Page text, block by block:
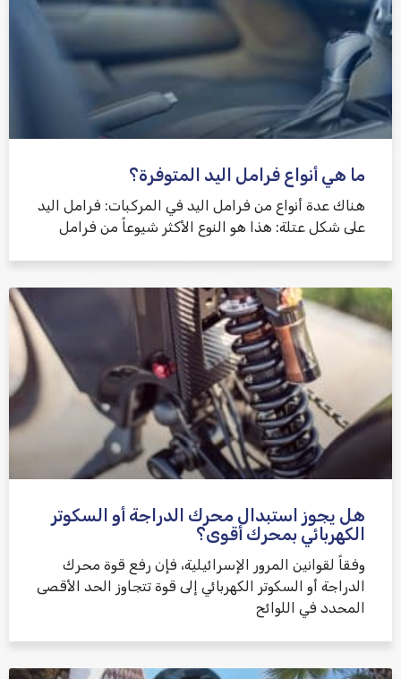
ما هي أنواع فرامل اليد المتوفرة؟
هناك عدة أنواع من فرامل اليد في المركبات: فرامل اليد
على شكل عتلة: هذا هو النوع الأكثر شيوعاً من فرامل
هل يجوز استبدال محرك الدراجة أو السكوتر
الكهربائي بمحرك أقوى؟
وفقاً لقوانين المرور الإسرائيلية، فإن رفع قوة محرك
الدراجة أو السكوتر الكهربائي إلى قوة تتجاوز الحد الأقصى
المحدد في اللوائح